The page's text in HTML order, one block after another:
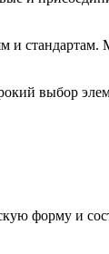
и
выбор
форму и